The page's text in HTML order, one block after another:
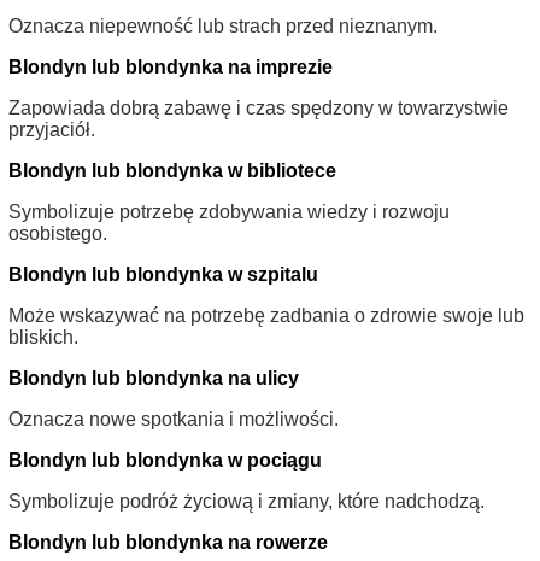
Oznacza niepewność lub strach przed nieznanym.
Blondyn lub blondynka na imprezie
Zapowiada dobrą zabawę i czas spędzony w towarzystwie
przyjaciół.
Blondyn lub blondynka w bibliotece
Symbolizuje potrzebę zdobywania wiedzy i rozwoju
osobistego.
Blondyn lub blondynka w szpitalu
Może wskazywać na potrzebę zadbania o zdrowie swoje lub
bliskich.
Blondyn lub blondynka na ulicy
Oznacza nowe spotkania i możliwości.
Blondyn lub blondynka w pociągu
Symbolizuje podróż życiową i zmiany, które nadchodzą.
Blondyn lub blondynka na rowerze